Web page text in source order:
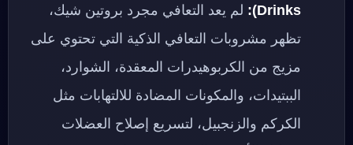
Drinks):
لم يعد التعافي مجرد بروتين شيك،
تظهر مشروبات التعافي الذكية التي تحتوي على
مزيج من الكربوهيدرات المعقدة، الشوارد،
الببتيدات، والمكونات المضادة للالتهابات مثل
الكركم والزنجبيل، لتسريع إصلاح العضلات